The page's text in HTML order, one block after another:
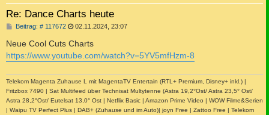
Re: Dance Charts heute
Beitrag: # 117672B
i
t
r
a
02.11.2024, 23:07
Neue Cool Cuts Charts
https://www.youtube.com/watch?v=5YV5mfHzm-8
Telekom Magenta Zuhause L mit MagentaTV Entertain (RTL+ Premium, Disney+ inkl.) |
Fritzbox 7490 | Sat Multifeed über Technisat Multytenne (Astra 19,2°Ost/ Astra 23,5° Ost/
Astra 28,2°Ost/ Eutelsat 13,0° Ost | Netflix Basic | Amazon Prime Video | WOW Filme&Serien
| Waipu TV Perfect Plus | DAB+ (Zuhause und im Auto)| joyn Free | Zattoo Free | Telekom